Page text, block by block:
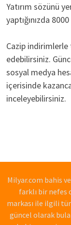
Yatırım sözünü
yaptığınızda
Cazip
edebilirsiniz.
sosyal medya
içerisinde
inceleyebilirsiniz.
Milyar.com bahis
farklı bir nefes
markası ile ilgili
güncel olarak